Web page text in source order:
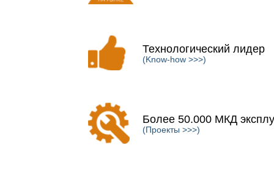
Технологический лидер
(Know-how >>>)
Более 50.000 МКД
(Проекты >>>)